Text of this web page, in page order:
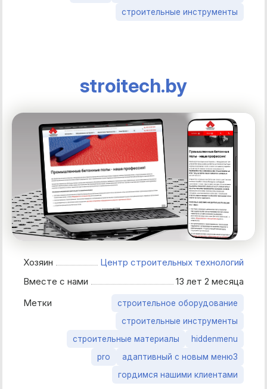
строительные инструменты
stroitech.by
Хозяин
Центр строительных технологий
Вместе с нами
13 лет 2 месяца
Метки
строительное оборудование
строительные инструменты
строительные материалы
hiddenmenu
pro
адаптивный с новым меню3
гордимся нашими клиентами